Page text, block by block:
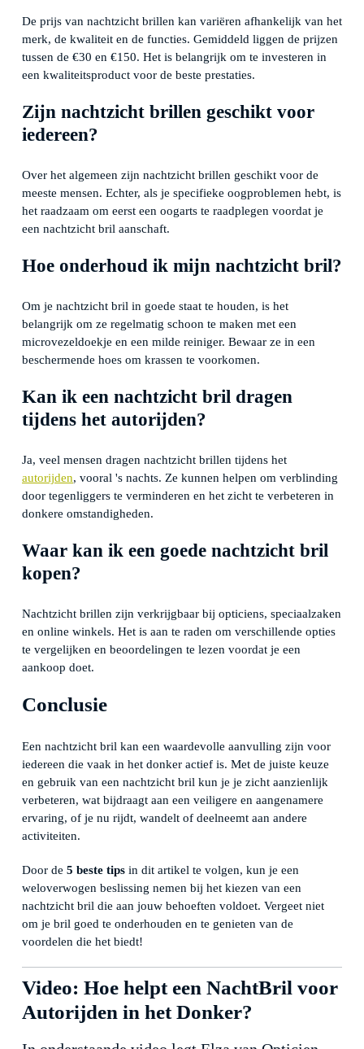
De prijs van nachtzicht brillen kan variëren afhankelijk van het
merk, de kwaliteit en de functies. Gemiddeld liggen de prijzen
tussen de €30 en €150. Het is belangrijk om te investeren in
een kwaliteitsproduct voor de beste prestaties.
Zijn nachtzicht brillen geschikt voor
iedereen?
Over het algemeen zijn nachtzicht brillen geschikt voor de
meeste mensen. Echter, als je specifieke oogproblemen hebt, is
het raadzaam om eerst een oogarts te raadplegen voordat je
een nachtzicht bril aanschaft.
Hoe onderhoud ik mijn nachtzicht bril?
Om je nachtzicht bril in goede staat te houden, is het
belangrijk om ze regelmatig schoon te maken met een
microvezeldoekje en een milde reiniger. Bewaar ze in een
beschermende hoes om krassen te voorkomen.
Kan ik een nachtzicht bril dragen
tijdens het autorijden?
Ja, veel mensen dragen nachtzicht brillen tijdens het
autorijden, vooral 's nachts. Ze kunnen helpen om verblinding
door tegenliggers te verminderen en het zicht te verbeteren in
donkere omstandigheden.
Waar kan ik een goede nachtzicht bril
kopen?
Nachtzicht brillen zijn verkrijgbaar bij opticiens, speciaalzaken
en online winkels. Het is aan te raden om verschillende opties
te vergelijken en beoordelingen te lezen voordat je een
aankoop doet.
Conclusie
Een nachtzicht bril kan een waardevolle aanvulling zijn voor
iedereen die vaak in het donker actief is. Met de juiste keuze
en gebruik van een nachtzicht bril kun je je zicht aanzienlijk
verbeteren, wat bijdraagt aan een veiligere en aangenamere
ervaring, of je nu rijdt, wandelt of deelneemt aan andere
activiteiten.
Door de 5 beste tips in dit artikel te volgen, kun je een
weloverwogen beslissing nemen bij het kiezen van een
nachtzicht bril die aan jouw behoeften voldoet. Vergeet niet
om je bril goed te onderhouden en te genieten van de
voordelen die het biedt!
Video: Hoe helpt een NachtBril voor
Autorijden in het Donker?